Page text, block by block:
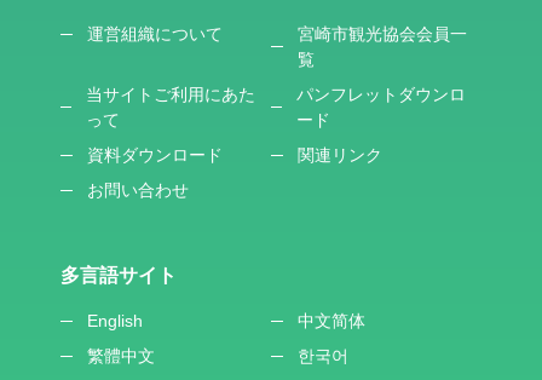
運営組織について
宮崎市観光協会会員一
覧
当サイトご利用にあた
って
パンフレットダウンロ
ード
資料ダウンロード
関連リンク
お問い合わせ
多言語サイト
English
中文简体
繁體中文
한국어